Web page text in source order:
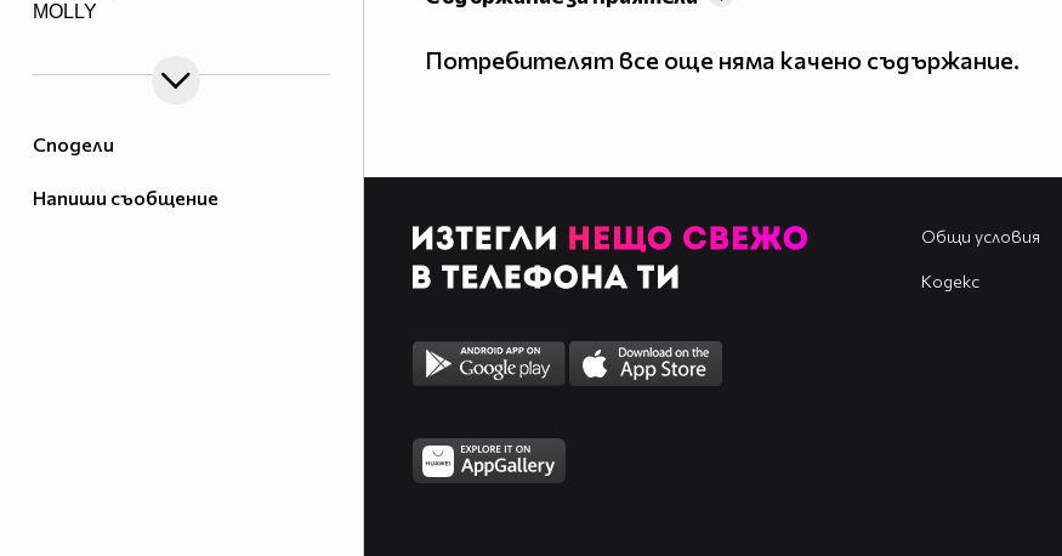
Сподели
Напиши съобщение
MOLLY
Потребителят все още няма качено съдържание.
Общи условия
Кодекс